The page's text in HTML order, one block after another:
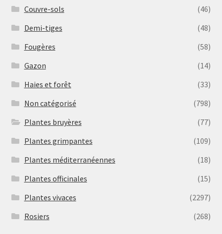
Couvre-sols
(46)
Demi-tiges
(48)
Fougères
(58)
Gazon
(14)
Haies et forêt
(33)
Non catégorisé
(798)
Plantes bruyères
(77)
Plantes grimpantes
(109)
Plantes méditerranéennes
(18)
Plantes officinales
(15)
Plantes vivaces
(2297)
Rosiers
(268)